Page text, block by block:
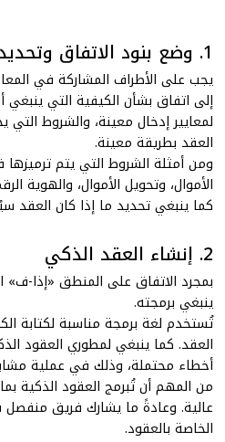
1. وضع بنود الاتفاق وتحديد الشروط
يجب على الأطراف المشاركة في
إلى اتفاق بشأن الكيفية التي
لمعايير إدخال معينة، والشروط
العقد بطريقة معينة.
ومن أمثلة الشروط التي يتم ترميزها
الأموال، وتحويل الأموال، والهوية
كما ينبغي تحديد ما إذا كان العقد
2. إنشاء العقد الذكي
بمجرد الاتفاق على المنطق «إذا-ف»
ينبغي برمجته.
تُستخدم لغة برمجة مناسبة لكتابة
العقد. كما ينبغي لمطوري العقود
أخطاء محتملة، وذلك في عملية
من المهم أن تُبرمج العقود الذكية
عالية. وعادةً ما يشارك فريق منفصل
الخاصة بالعقود.